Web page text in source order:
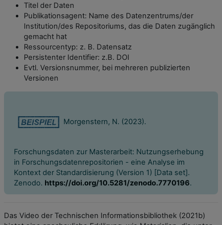
Titel der Daten
Publikationsagent: Name des Datenzentrums/der
Institution/des Repositoriums, das die Daten zugänglich
gemacht hat
Ressourcentyp: z. B. Datensatz
Persistenter Identifier: z.B. DOI
Evtl. Versionsnummer, bei mehreren publizierten
Versionen
Morgenstern, N. (2023).
Forschungsdaten zur Masterarbeit: Nutzungserhebung
in Forschungsdatenrepositorien - eine Analyse im
Kontext der Standardisierung (Version 1) [Data set].
Zenodo. https://doi.org/10.5281/zenodo.7770196.
Das Video der Technischen Informationsbibliothek (2021b)